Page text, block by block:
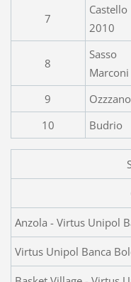
7
Castello
2010
8
Sasso
Marconi
9 Ozzzano
10
Budrio
Anzola - Virtus
Virtus Unipol Banca